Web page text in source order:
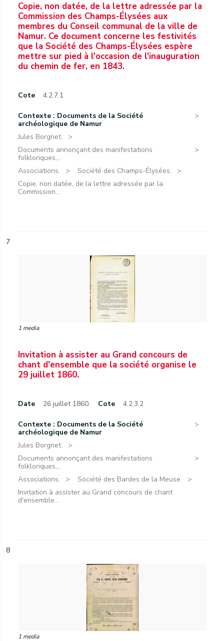
Copie, non datée, de la lettre adressée par la
Commission des Champs-Élysées aux
membres du Conseil communal de la ville de
Namur. Ce document concerne les festivités
que la Société des Champs-Élysées espère
mettre sur pied à l'occasion de l'inauguration
du chemin de fer, en 1843.
Cote 4.2.7.1
Contexte : Documents de la Société
archéologique de Namur
Jules Borgnet.
Documents annonçant des manifestations
folkloriques,...
Associations.
Société des Champs-Élysées.
Copie, non datée, de la lettre adressée par la
Commission...
7
1 media
Invitation à assister au Grand concours de
chant d'ensemble que la société organise le
29 juillet 1860.
Date 26 juillet 1860. Cote 4.2.3.2
Contexte : Documents de la Société
archéologique de Namur
Jules Borgnet.
Documents annonçant des manifestations
folkloriques,...
Associations.
Société des Bardes de la Meuse.
Invitation à assister au Grand concours de chant
d'ensemble...
8
1 media